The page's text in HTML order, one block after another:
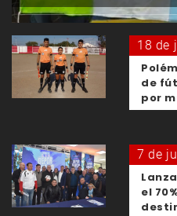
18 de
de
por
7 de
el